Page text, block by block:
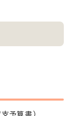
予算書）